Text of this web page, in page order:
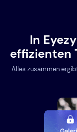
In
effizienten
Alles zusammen